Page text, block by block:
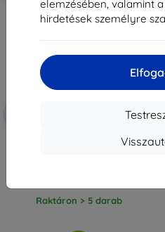
elemzésében, valamint
hirdetések személyre
EXTRA10
3mk 1UP védőfólia Realme C63
Raktáron > 5 darab